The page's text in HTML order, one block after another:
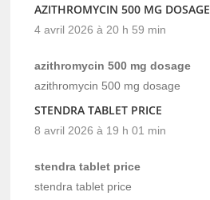
AZITHROMYCIN 500 MG DOSAGE
4 avril 2026 à 20 h 59 min
azithromycin 500 mg dosage
azithromycin 500 mg dosage
STENDRA TABLET PRICE
8 avril 2026 à 19 h 01 min
stendra tablet price
stendra tablet price